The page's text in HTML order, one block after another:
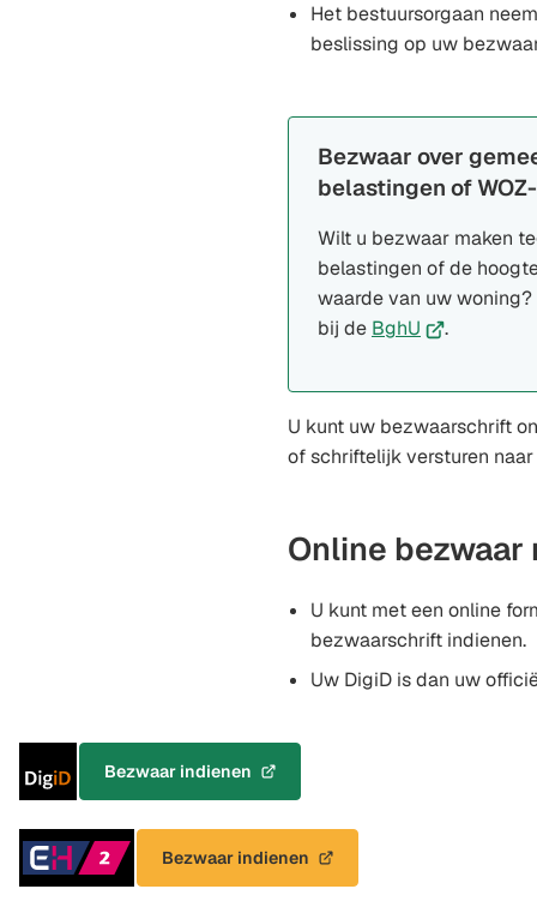
Het bestuursorgaan
beslissing op uw
Bezwaar over
belastingen of
Wilt u bezwaar maken
belastingen of de
waarde van uw
bij de BghU (Verwijst
een
externe
website)
.
U kunt uw bezwaarschrift
of schriftelijk versturen
Online bezwaar
U kunt met een online
bezwaarschrift indienen.
Uw DigiD is dan uw
met
Bezwaar indienen
(Verwijst
een
externe
website)
Inloggen
met
Bezwaar indienen
(Verwijst